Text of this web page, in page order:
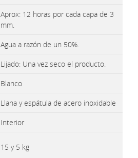
Aprox: 12 horas por cada capa de 3
mm.
Agua a razón de un 50%.
Lijado: Una vez seco el producto.
Blanco
Llana y espátula de acero inoxidable
Interior
15 y 5 kg